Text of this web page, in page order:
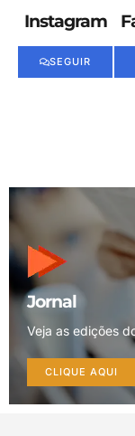
Instagram
SEGUIR
Jornal
Veja as edições
CLIQUE AQUI